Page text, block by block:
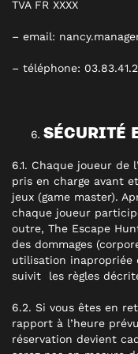
TVA FR XXXX
– email:
– téléphone:
SÉCURITÉ
6.1. Chaque joueur de
pris en charge avant
jeux (game master).
chaque joueur
outre, The Escape
des dommages
utilisation inapropriée
suivit les règles
6.2. Si vous êtes en
rapport à l’heure
réservation devient